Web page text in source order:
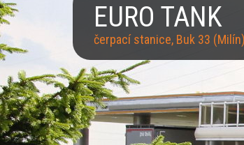
EURO TANK
čerpací stanice, Buk 33 (Milín)